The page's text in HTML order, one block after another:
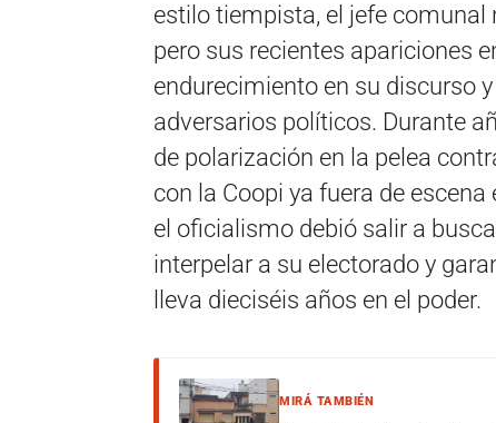
estilo tiempista, el jefe
pero sus recientes apariciones
endurecimiento en su discurso
adversarios políticos. Durante
de polarización en la pelea
con la Coopi ya fuera de
el oficialismo debió salir a
interpelar a su electorado y
lleva dieciséis años en el poder.
MIRÁ TAMBIÉN